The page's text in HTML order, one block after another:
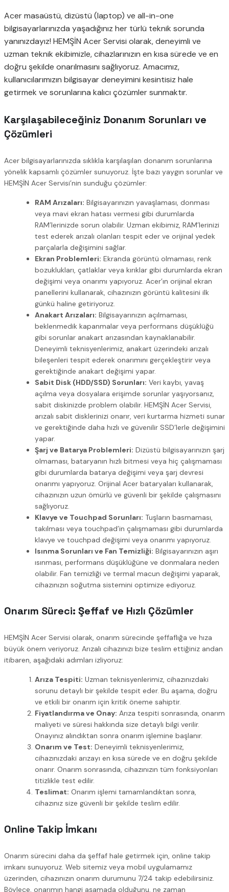
Acer masaüstü, dizüstü (laptop) ve all-in-one
bilgisayarlarınızda yaşadığınız her türlü teknik sorunda
yanınızdayız! HEMŞİN Acer Servisi olarak, deneyimli ve
uzman teknik ekibimizle, cihazlarınızın en kısa sürede ve en
doğru şekilde onarılmasını sağlıyoruz. Amacımız,
kullanıcılarımızın bilgisayar deneyimini kesintisiz hale
getirmek ve sorunlarına kalıcı çözümler sunmaktır.
Karşılaşabileceğiniz Donanım Sorunları ve
Çözümleri
Acer bilgisayarlarınızda sıklıkla karşılaşılan donanım sorunlarına
yönelik kapsamlı çözümler sunuyoruz. İşte bazı yaygın sorunlar ve
HEMŞİN Acer Servisi’nin sunduğu çözümler:
RAM Arızaları: Bilgisayarınızın yavaşlaması, donması
veya mavi ekran hatası vermesi gibi durumlarda
RAM’lerinizde sorun olabilir. Uzman ekibimiz, RAM’lerinizi
test ederek arızalı olanları tespit eder ve orijinal yedek
parçalarla değişimini sağlar.
Ekran Problemleri: Ekranda görüntü olmaması, renk
bozuklukları, çatlaklar veya kırıklar gibi durumlarda ekran
değişimi veya onarımı yapıyoruz. Acer’ın orijinal ekran
panellerini kullanarak, cihazınızın görüntü kalitesini ilk
günkü haline getiriyoruz.
Anakart Arızaları: Bilgisayarınızın açılmaması,
beklenmedik kapanmalar veya performans düşüklüğü
gibi sorunlar anakart arızasından kaynaklanabilir.
Deneyimli teknisyenlerimiz, anakart üzerindeki arızalı
bileşenleri tespit ederek onarımını gerçekleştirir veya
gerektiğinde anakart değişimi yapar.
Sabit Disk (HDD/SSD) Sorunları: Veri kaybı, yavaş
açılma veya dosyalara erişimde sorunlar yaşıyorsanız,
sabit diskinizde problem olabilir. HEMŞİN Acer Servisi,
arızalı sabit disklerinizi onarır, veri kurtarma hizmeti sunar
ve gerektiğinde daha hızlı ve güvenilir SSD’lerle değişimini
yapar.
Şarj ve Batarya Problemleri: Dizüstü bilgisayarınızın şarj
olmaması, bataryanın hızlı bitmesi veya hiç çalışmaması
gibi durumlarda batarya değişimi veya şarj devresi
onarımı yapıyoruz. Orijinal Acer bataryaları kullanarak,
cihazınızın uzun ömürlü ve güvenli bir şekilde çalışmasını
sağlıyoruz.
Klavye ve Touchpad Sorunları: Tuşların basmaması,
takılması veya touchpad’in çalışmaması gibi durumlarda
klavye ve touchpad değişimi veya onarımı yapıyoruz.
Isınma Sorunları ve Fan Temizliği: Bilgisayarınızın aşırı
ısınması, performans düşüklüğüne ve donmalara neden
olabilir. Fan temizliği ve termal macun değişimi yaparak,
cihazınızın soğutma sistemini optimize ediyoruz.
Onarım Süreci: Şeffaf ve Hızlı Çözümler
HEMŞİN Acer Servisi olarak, onarım sürecinde şeffaflığa ve hıza
büyük önem veriyoruz. Arızalı cihazınızı bize teslim ettiğiniz andan
itibaren, aşağıdaki adımları izliyoruz:
Arıza Tespiti: Uzman teknisyenlerimiz, cihazınızdaki
sorunu detaylı bir şekilde tespit eder. Bu aşama, doğru
ve etkili bir onarım için kritik öneme sahiptir.
Fiyatlandırma ve Onay: Arıza tespiti sonrasında, onarım
maliyeti ve süresi hakkında size detaylı bilgi verilir.
Onayınız alındıktan sonra onarım işlemine başlanır.
Onarım ve Test: Deneyimli teknisyenlerimiz,
cihazınızdaki arızayı en kısa sürede ve en doğru şekilde
onarır. Onarım sonrasında, cihazınızın tüm fonksiyonları
titizlikle test edilir.
Teslimat: Onarım işlemi tamamlandıktan sonra,
cihazınız size güvenli bir şekilde teslim edilir.
Online Takip İmkanı
Onarım sürecini daha da şeffaf hale getirmek için, online takip
imkanı sunuyoruz. Web sitemiz veya mobil uygulamamız
üzerinden, cihazınızın onarım durumunu 7/24 takip edebilirsiniz.
Böylece, onarımın hangi aşamada olduğunu, ne zaman